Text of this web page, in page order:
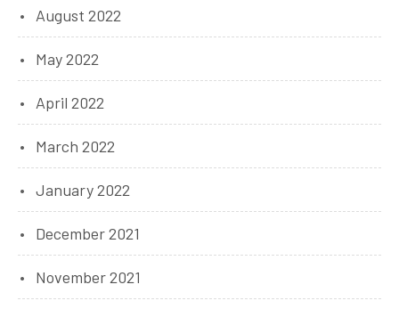
August 2022
May 2022
April 2022
March 2022
January 2022
December 2021
November 2021